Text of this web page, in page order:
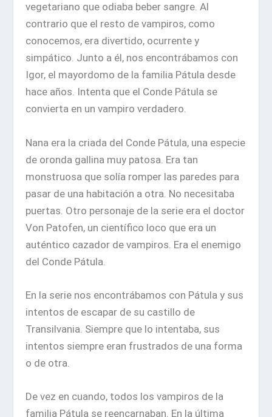
vegetariano que odiaba beber sangre. Al
contrario que el resto de vampiros, como
conocemos, era divertido, ocurrente y
simpático. Junto a él, nos encontrábamos con
Igor, el mayordomo de la familia Pátula desde
hace años. Intenta que el Conde Pátula se
convierta en un vampiro verdadero.
Nana era la criada del Conde Pátula, una especie
de oronda gallina muy patosa. Era tan
monstruosa que solía romper las paredes para
pasar de una habitación a otra. No necesitaba
puertas. Otro personaje de la serie era el doctor
Von Patofen, un científico loco que era un
auténtico cazador de vampiros. Era el enemigo
del Conde Pátula.
En la serie nos encontrábamos con Pátula y sus
intentos de escapar de su castillo de
Transilvania. Siempre que lo intentaba, sus
intentos siempre eran frustrados de una forma
o de otra.
De vez en cuando, todos los vampiros de la
familia Pátula se reencarnaban. En la última